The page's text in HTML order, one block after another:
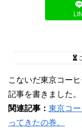
こないだ東京コー
記事を書きました。
関連記事： 東京コ
ってきたの巻。